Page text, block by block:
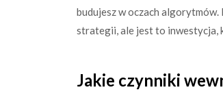
budujesz w oczach
strategii, ale jest to inwestycja,
Jakie czynniki